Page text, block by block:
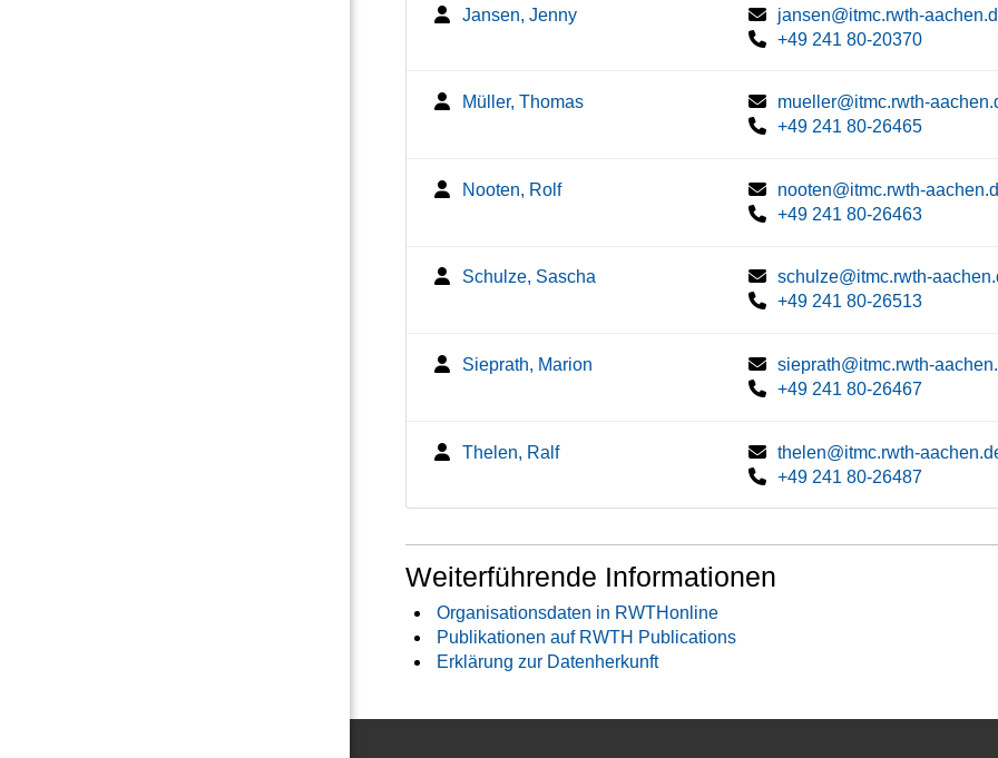
Jansen, Jenny
jansen@itmc.rwth-
+49 241 80-20370
Müller, Thomas
mueller@itmc.rwth-
+49 241 80-26465
Nooten, Rolf
nooten@itmc.rwth-
+49 241 80-26463
Schulze, Sascha
schulze@itmc.rwth-
+49 241 80-26513
Sieprath, Marion
sieprath@itmc.rwth-
+49 241 80-26467
Thelen, Ralf
thelen@itmc.rwth-
+49 241 80-26487
Weiterführende Informationen
Organisationsdaten in RWTHonline
Publikationen auf RWTH Publications
Erklärung zur Datenherkunft